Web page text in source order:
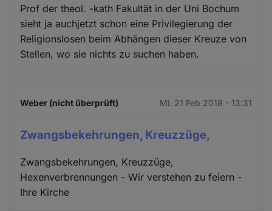
Prof der theol. -kath Fakultät in der Uni Bochum
sieht ja auchjetzt schon eine Privilegierung der
Religionslosen beim Abhängen dieser Kreuze von
Stellen, wo sie nichts zu suchen haben.
Weber (nicht überprüft) Mi. 21 Feb 2018 - 13:31
Zwangsbekehrungen, Kreuzzüge,
Zwangsbekehrungen, Kreuzzüge,
Hexenverbrennungen - Wir verstehen zu feiern -
Ihre Kirche